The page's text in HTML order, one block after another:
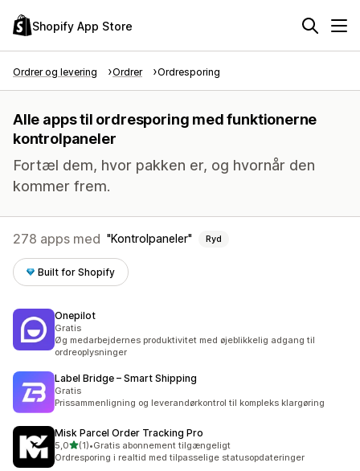
Shopify App Store
Ordrer og levering Ordrer Ordresporing
Alle apps til ordresporing med funktionerne
kontrolpaneler
Fortæl dem, hvor pakken er, og hvornår den
kommer frem.
278 apps med Kontrolpaneler Ryd
Built for Shopify
Onepilot
Gratis
Øg medarbejdernes produktivitet med øjeblikkelig adgang til
ordreoplysninger
Label Bridge – Smart Shipping
Gratis
Prissammenligning og leverandørkontrol til kompleks klargøring
Misk Parcel Order Tracking Pro
5,0ud af 5 stjerner
(1)
1 anmeldelser i alt
•Gratis abonnement tilgængeligt
Ordresporing i realtid med tilpasselige statusopdateringer